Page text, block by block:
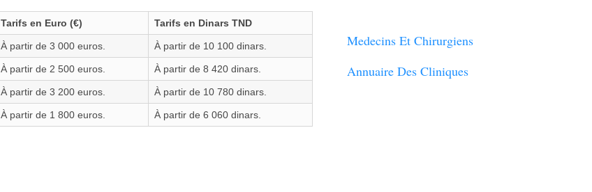
Tarifs en Euro (€) Tarifs en Dinars TND
À partir de 3 000 euros. À partir de 10 100 dinars.
À partir de 2 500 euros. À partir de 8 420 dinars.
À partir de 3 200 euros. À partir de 10 780 dinars.
À partir de 1 800 euros. À partir de 6 060 dinars.
Medecins Et Chirurgiens
Annuaire Des Cliniques